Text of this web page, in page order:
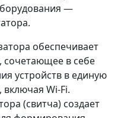
—
обеспечивает
сочетающее в себе
устройств в единую
включая Wi-Fi.
(свитча) создает